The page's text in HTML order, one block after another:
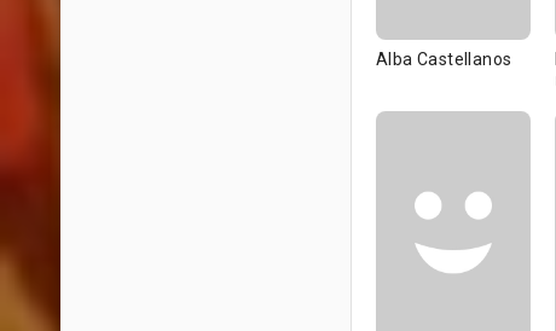
Alba Castellanos